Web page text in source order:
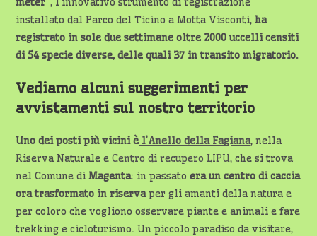
installato dal Parco del Ticino a Motta Visconti,ha
registrato in sole due settimane oltre 2000 uccelli censiti
di 54 specie diverse, delle quali 37 in transito migratorio.
Vediamo alcuni suggerimenti per
avvistamenti sul nostro territorio
Uno dei posti più vicini è l’Anello della Fagiana, nella
Riserva Naturale eCentro di recupero LIPU, che si trova
nel Comune diMagenta: in passatoera un centro di caccia
ora trasformato in riservaper gli amanti della natura e
per coloro che vogliono osservare piante e animali e fare
trekking e cicloturismo. Un piccolo paradiso da visitare,